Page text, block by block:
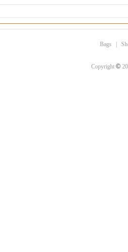
Bags
Copyright ©